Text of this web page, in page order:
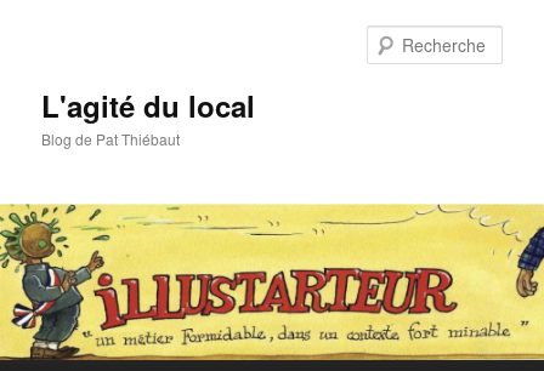
L'agité du local
Blog de Pat Thiébaut